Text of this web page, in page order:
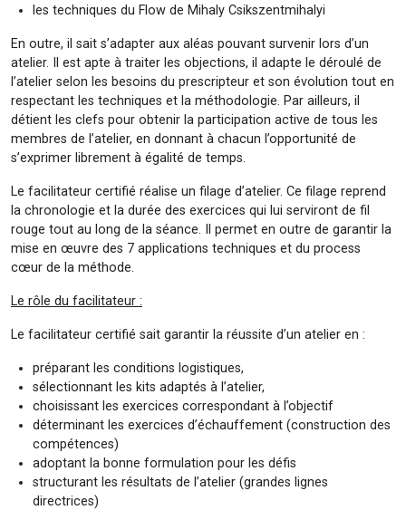
les techniques du Flow de Mihaly Csikszentmihalyi
En outre, il sait s’adapter aux aléas pouvant survenir lors d’un
atelier. Il est apte à traiter les objections, il adapte le déroulé de
l’atelier selon les besoins du prescripteur et son évolution tout en
respectant les techniques et la méthodologie. Par ailleurs, il
détient les clefs pour obtenir la participation active de tous les
membres de l’atelier, en donnant à chacun l’opportunité de
s’exprimer librement à égalité de temps.
Le facilitateur certifié réalise un filage d’atelier. Ce filage reprend
la chronologie et la durée des exercices qui lui serviront de fil
rouge tout au long de la séance. Il permet en outre de garantir la
mise en œuvre des 7 applications techniques et du process
cœur de la méthode.
Le rôle du facilitateur :
Le facilitateur certifié sait garantir la réussite d’un atelier en :
préparant les conditions logistiques,
sélectionnant les kits adaptés à l’atelier,
choisissant les exercices correspondant à l’objectif
déterminant les exercices d’échauffement (construction des
compétences)
adoptant la bonne formulation pour les défis
structurant les résultats de l’atelier (grandes lignes
directrices)